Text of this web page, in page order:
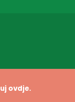
ovdje.